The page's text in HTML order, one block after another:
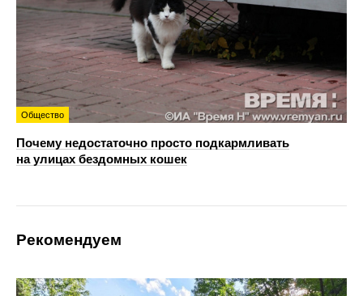
Общество
Почему недостаточно просто подкармливать
на улицах бездомных кошек
Рекомендуем